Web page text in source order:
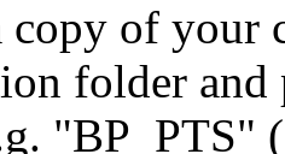
of your
folder
"BP_PTS" (